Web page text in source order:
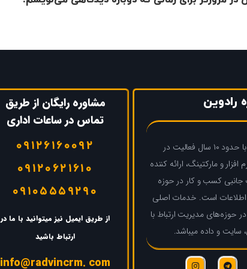
رادوین
رادوین با حدود ۱۰ سال فعالیت در
افزار و مارکتینگ، ارائه کننده
کسب و کار در حوزه
اطلاعات است. خدمات اصلی
حوزه‌های مدیریت ارتباط با
سایت و داده میباشد.
مشاوره رایگان از طریق
تماس در ساعات اداری
۰۹۱۲۶۱۶۰۰۹۲
۰۹۱۲۰۶۲۱۶۱۰
۰۹۱۰۵۵۵۹۲۹۰
از طریق ایمیل نیز میتوانید با ما در
ارتباط باشید
info@radvincrm. com